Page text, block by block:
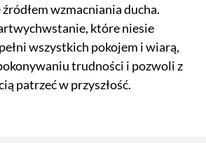
źródłem wzmacniania ducha.
które niesie
wszystkich pokojem i wiarą,
trudności i pozwoli z
patrzeć w przyszłość.